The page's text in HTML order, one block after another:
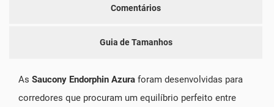
Comentários
Guia de Tamanhos
As Saucony Endorphin Azura foram desenvolvidas para
corredores que procuram um equilíbrio perfeito entre